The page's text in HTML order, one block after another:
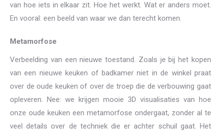
van hoe iets in elkaar zit. Hoe het werkt. Wat er anders moet.
En vooral: een beeld van waar we dan terecht komen.
Metamorfose
Verbeelding van een nieuwe toestand. Zoals je bij het kopen
van een nieuwe keuken of badkamer niet in de winkel praat
over de oude keuken of over de troep die de verbouwing gaat
opleveren. Nee: we krijgen mooie 3D visualisaties van hoe
onze oude keuken een metamorfose ondergaat, zonder al te
veel details over de techniek die er achter schuil gaat. Het